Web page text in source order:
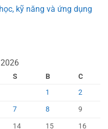
kỹ năng và ứng dụng
S B
C
1
2
7 8
9
14 15
16